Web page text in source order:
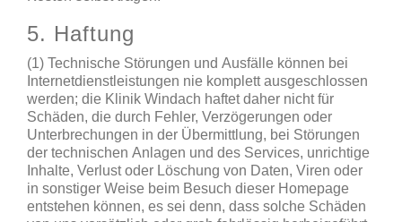
5. Haftung
(1) Technische Störungen und Ausfälle können bei
Internetdienstleistungen nie komplett ausgeschlossen
werden; die Klinik Windach haftet daher nicht für
Schäden, die durch Fehler, Verzögerungen oder
Unterbrechungen in der Übermittlung, bei Störungen
der technischen Anlagen und des Services, unrichtige
Inhalte, Verlust oder Löschung von Daten, Viren oder
in sonstiger Weise beim Besuch dieser Homepage
entstehen können, es sei denn, dass solche Schäden